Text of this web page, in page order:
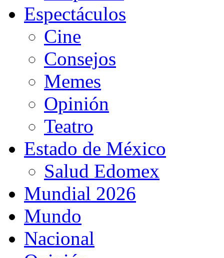
Espectáculos
Cine
Consejos
Memes
Opinión
Teatro
Estado de México
Salud Edomex
Mundial 2026
Mundo
Nacional